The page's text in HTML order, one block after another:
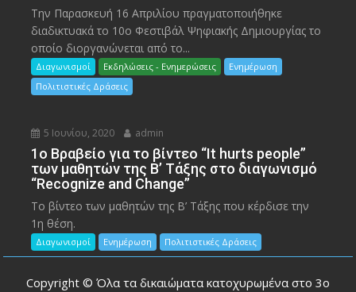
Την Παρασκευή 16 Απριλίου πραγματοποιήθηκε
διαδικτυακά το 10ο Φεστιβάλ Ψηφιακής Δημιουργίας το
οποίο διοργανώνεται από το...
Διαγωνισμοί Εκδηλώσεις - Ενημερώσεις
Ενημέρωση
Πολιτιστικές Δράσεις
5 Ιουνίου, 2020 admin
1ο Βραβείο για το βίντεο “It hurts people”
των μαθητών της Β’ Τάξης στο διαγωνισμό
“Recognize and Change”
Το βίντεο των μαθητών της Β’ Τάξης που κέρδισε την
1η θέση.
Διαγωνισμοί Ενημέρωση Πολιτιστικές Δράσεις
Copyright © Όλα τα δικαιώματα κατοχυρωμένα στο 3ο